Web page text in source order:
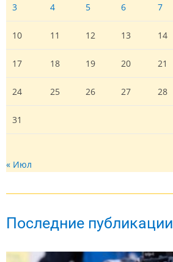
3 4 5 6 7
10 11 12 13 14
17 18 19 20 21
24 25 26 27 28
31
« Июл
Последние публикации